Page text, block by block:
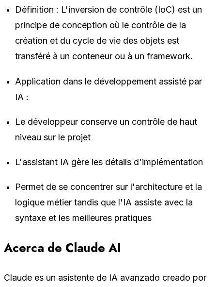
Définition : L'inversion de contrôle (IoC) est un
principe de conception où le contrôle de la
création et du cycle de vie des objets est
transféré à un conteneur ou à un framework.
Application dans le développement assisté par
IA :
Le développeur conserve un contrôle de haut
niveau sur le projet
L'assistant IA gère les détails d'implémentation
Permet de se concentrer sur l'architecture et la
logique métier tandis que l'IA assiste avec la
syntaxe et les meilleures pratiques
Acerca de Claude AI
Claude es un asistente de IA avanzado creado por